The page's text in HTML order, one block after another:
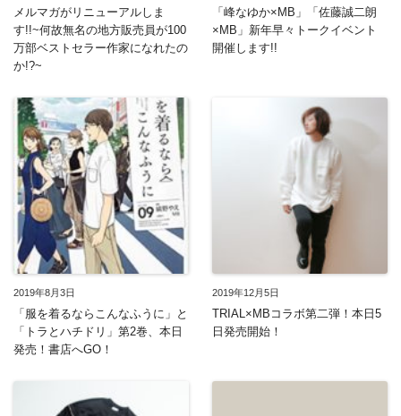
メルマガがリニューアルしま
す!!~何故無名の地方販売員が100
万部ベストセラー作家になれたの
か!?~
「峰なゆか×MB」「佐藤誠二朗
×MB」新年早々トークイベント
開催します!!
2019年8月3日
「服を着るならこんなふうに」と
「トラとハチドリ」第2巻、本日
発売！書店へGO！
2019年12月5日
TRIAL×MBコラボ第二弾！本日5
日発売開始！